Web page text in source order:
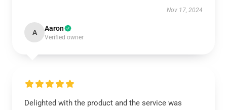
Nov 17, 2024
A Aaron
Verified owner
Delighted with the product and the service was